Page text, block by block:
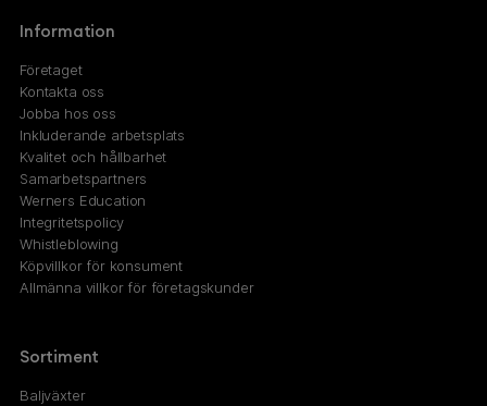
Information
Företaget
Kontakta oss
Jobba hos oss
Inkluderande arbetsplats
Kvalitet och hållbarhet
Samarbetspartners
Werners Education
Integritetspolicy
Whistleblowing
Köpvillkor för konsument
Allmänna villkor för företagskunder
Sortiment
Baljväxter